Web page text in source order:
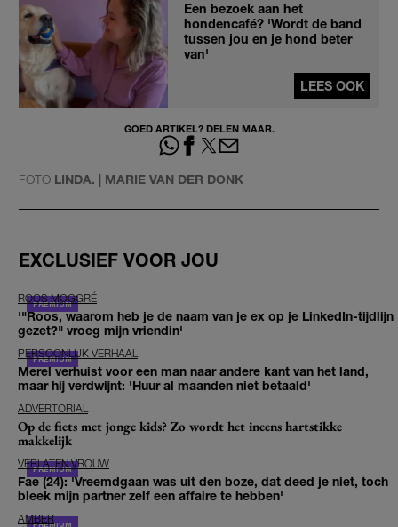
Een bezoek aan het
hondencafé? 'Wordt de band
tussen jou en je hond beter
van'
LEES OOK
GOED ARTIKEL? DELEN MAAR.
FOTO LINDA. | MARIE VAN DER DONK
EXCLUSIEF VOOR JOU
ROOS MOGGRÉ
'"Roos, waarom heb je de naam van je ex op je LinkedIn-tijdlijn
gezet?" vroeg mijn vriendin'
PERSOONLIJK VERHAAL
Merel verhuist voor een man naar andere kant van het land,
maar hij verdwijnt: 'Huur al maanden niet betaald'
ADVERTORIAL
Op de fiets met jonge kids? Zo wordt het ineens hartstikke
makkelijk
VERLATEN VROUW
Fae (24): 'Vreemdgaan was uit den boze, dat deed je niet, toch
bleek mijn partner zelf een affaire te hebben'
AMBER